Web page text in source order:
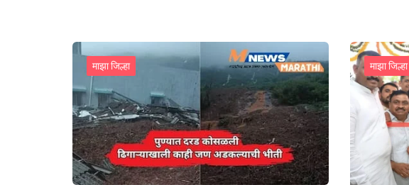
माझा जिल्हा माझा जिल्हा